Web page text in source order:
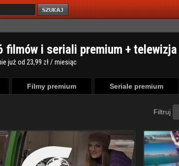
filmów i seriali premium + telewizja
już od 23,99 zł / miesiąc
Filmy premium Seriale premium
Filtruj